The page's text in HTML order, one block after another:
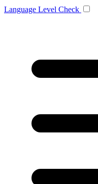
Language Level Check